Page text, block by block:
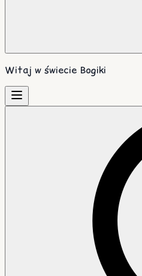
Witaj w świecie Bogiki